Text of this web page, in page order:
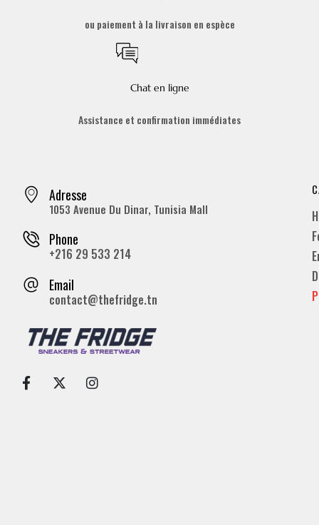
ou paiement à la livraison en espèce
Chat en ligne
Assistance et confirmation immédiates
Adresse
1053 Avenue Du Dinar, Tunisia Mall
Phone
+216 29 533 214
Email
contact@thefridge.tn